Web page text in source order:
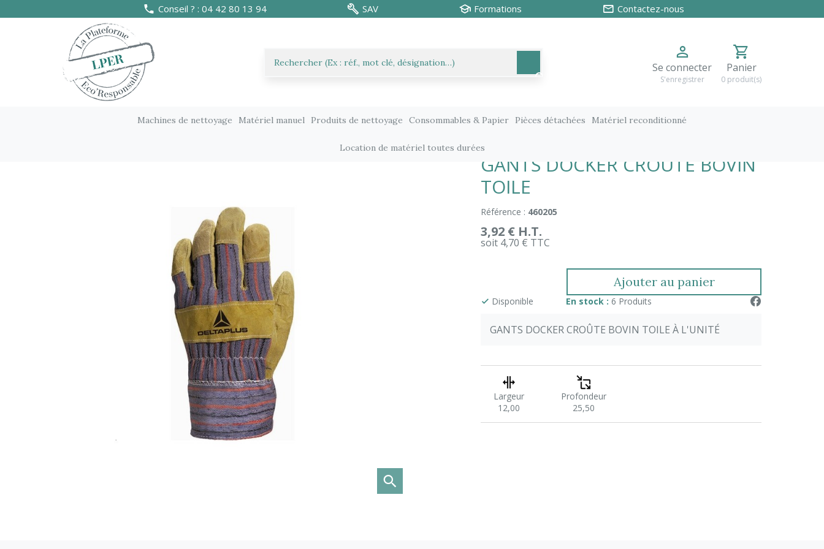
Conseil ? : 04 42 80 13 94 SAV Formations Contactez-nous
Se connecter
S'enregistrer
Panier
0 produit(s)
Machines de nettoyage Matériel manuel Produits de nettoyage Consommables & Papier Pièces détachées Matériel reconditionné
Location de matériel toutes durées
GANTS DOCKER CROUTE BOVIN
TOILE
Référence : 460205
3,92 € H.T.
soit 4,70 € TTC
Ajouter au panier
Disponible En stock : 6 Produits
GANTS DOCKER CROÛTE BOVIN TOILE À L'UNITÉ
Largeur
12,00
Profondeur
25,50